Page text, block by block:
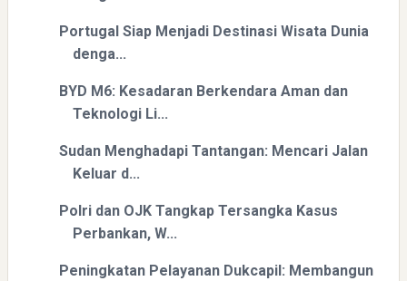
Portugal Siap Menjadi Destinasi Wisata Dunia
denga...
BYD M6: Kesadaran Berkendara Aman dan
Teknologi Li...
Sudan Menghadapi Tantangan: Mencari Jalan
Keluar d...
Polri dan OJK Tangkap Tersangka Kasus
Perbankan, W...
Peningkatan Pelayanan Dukcapil: Membangun